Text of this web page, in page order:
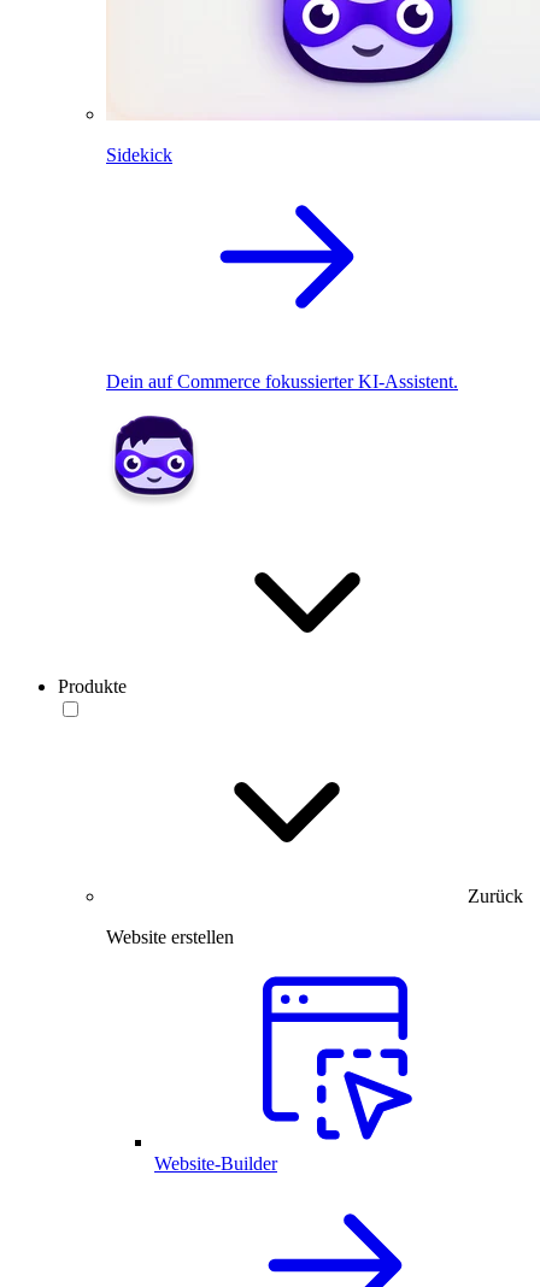
Sidekick
Dein auf Commerce fokussierter KI-Assistent.
Produkte
Zurück
Website erstellen
Website-Builder